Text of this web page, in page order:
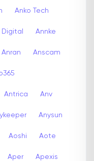
Anko Tech
Digital Annke
Anran Anscam
Antrica Anv
Anysun
Aoshi Aote
Aper Apexis